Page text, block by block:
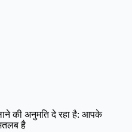
की अनुमति दे रहा है: आपके
है